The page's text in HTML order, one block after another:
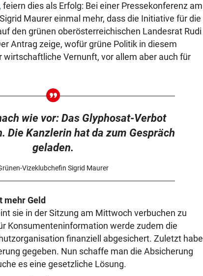
feiern dies als Erfolg: Bei einer Pressekonferenz am
Maurer einmal mehr, dass die Initiative für die
den grünen oberösterreichischen Landesrat Rudi
Antrag zeige, wofür grüne Politik in diesem
wirtschaftliche Vernunft, vor allem aber auch für
wie vor: Das Glyphosat-Verbot
Die Kanzlerin hat da zum Gespräch
geladen.
Vizeklubchefin Sigrid Maurer
mehr Geld
sie in der Sitzung am Mittwoch verbuchen zu
Konsumenteninformation werde zudem die
finanziell abgesichert. Zuletzt habe
gegeben. Nun schaffe man die Absicherung
es eine gesetzliche Lösung.